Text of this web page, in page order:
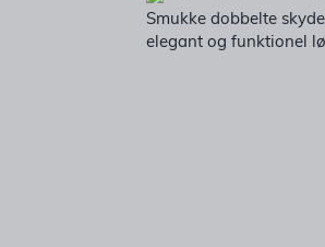
Smukke dobbelte
elegant og funktionel